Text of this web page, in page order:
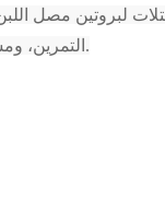
لبروتين مصل
التمرين، ومشروبات الاستشفاء.